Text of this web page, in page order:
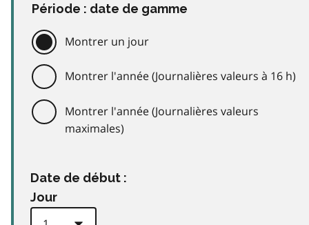
Période : date de gamme
Montrer un jour
Montrer l'année (Journalières valeurs à 16 h)
Montrer l'année (Journalières valeurs
maximales)
Date de début :
Jour